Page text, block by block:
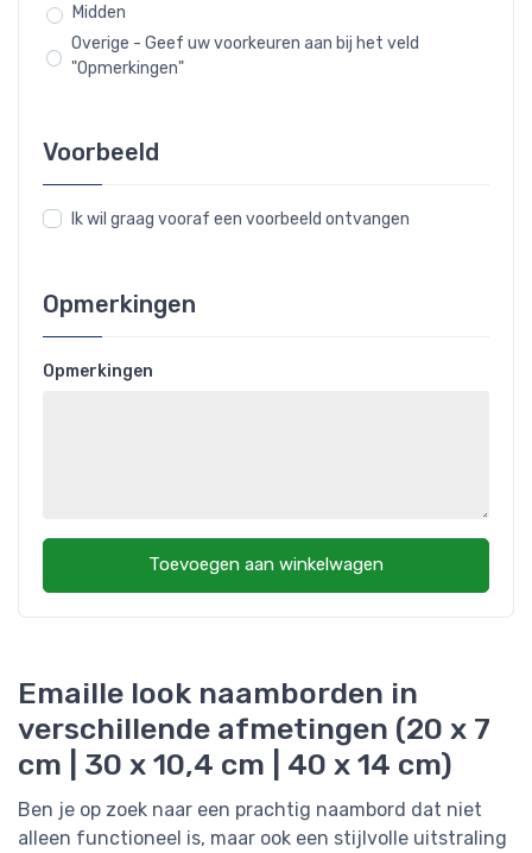
Emaille look naamborden in
verschillende afmetingen (20 x 7
cm | 30 x 10,4 cm | 40 x 14 cm)
Ben je op zoek naar een prachtig naambord dat niet
alleen functioneel is, maar ook een stijlvolle uitstraling
Midden
Overige - Geef uw voorkeuren aan bij het veld
"Opmerkingen"
Voorbeeld
Ik wil graag vooraf een voorbeeld ontvangen
Opmerkingen
Opmerkingen
Toevoegen aan winkelwagen